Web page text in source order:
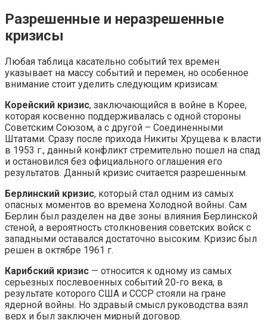
Разрешенные и неразрешенные
кризисы
Любая таблица касательно событий тех времен
указывает на массу событий и перемен, но особенное
внимание стоит уделить следующим кризисам:
Корейский кризис, заключающийся в войне в Корее,
которая косвенно поддерживалась с одной стороны
Советским Союзом, а с другой – Соединенными
Штатами. Сразу после прихода Никиты Хрущева к власти
в 1953 г., данный конфликт стремительно пошел на спад
и остановился без официального оглашения его
результатов. Данный кризис считается разрешенным.
Берлинский кризис, который стал одним из самых
опасных моментов во времена Холодной войны. Сам
Берлин был разделен на две зоны влияния Берлинской
стеной, а вероятность столкновения советских войск с
западными оставался достаточно высоким. Кризис был
решен в октябре 1961 г.
Карибский кризис — относится к одному из самых
серьезных послевоенных событий 20-го века, в
результате которого США и СССР стояли на гране
ядерной войны. Но здравый смысл руководства взял
верх и был заключен мирный договор.